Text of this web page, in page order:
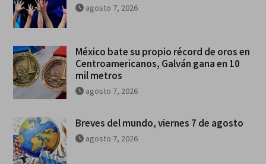
agosto 7, 2026
México bate su propio récord de oros en
Centroamericanos, Galván gana en 10
mil metros
agosto 7, 2026
Breves del mundo, viernes 7 de agosto
agosto 7, 2026